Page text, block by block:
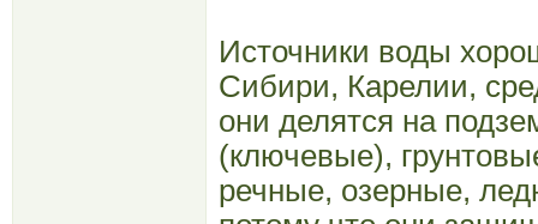
Источники воды
Сибири, Карелии,
они делятся на
(ключевые),
речные, озерные,